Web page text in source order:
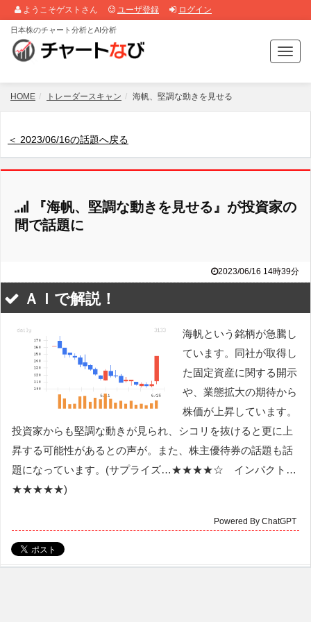
ようこそゲストさん ユーザ登録 ログイン
T
o
g
a
日本株のチャート分析とAI分析
HOME トレーダースキャン 海帆、堅調な動きを見せる
＜ 2023/06/16の話題へ戻る
『海帆、堅調な動きを見せる』が投資家の
間で話題に
2023/06/16 14時39分
ＡＩで解説！
海帆という銘柄が急騰し
ています。同社が取得し
た固定資産に関する開示
や、業態拡大の期待から
株価が上昇しています。
投資家からも堅調な動きが見られ、シコリを抜けると更に上
昇する可能性があるとの声が。また、株主優待券の話題も話
題になっています。(サプライズ…★★★★☆ インパクト…
★★★★★)
Powered By ChatGPT